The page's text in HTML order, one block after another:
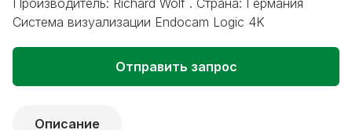
Система визуализации Endocam Logic 4K
Отправить запрос
Описание